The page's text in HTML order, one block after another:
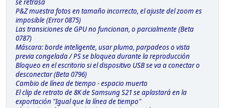
se retrasa
P&Z muestra fotos en tamaño incorrecto, el ajuste del zoom es
imposible (Error 0875)
Las transiciones de GPU no funcionan, o parcialmente (Beta
0787)
Máscara: borde inteligente, usar pluma, parpadeos o vista
previa congelada / PS se bloquea durante la reproducción
Bloqueo en el escritorio si el dispositivo USB se va a conectar o
desconectar (Beta 0796)
Cambio de línea de tiempo - espacio muerto
El clip de retrato de 8K de Samsung S21 se aplastará en la
exportación "Igual que la línea de tiempo"